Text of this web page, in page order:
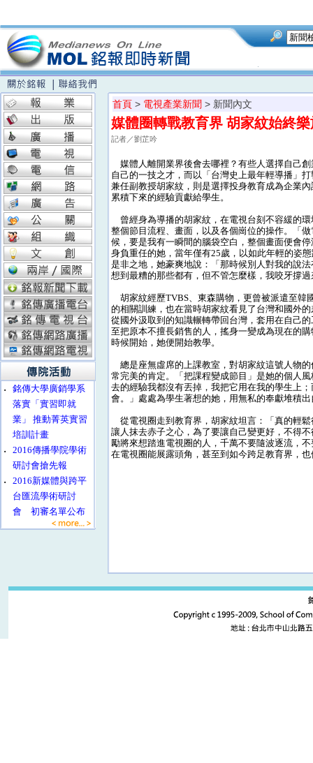
‧
銘傳大學廣銷學系
落實「實習即就
業」 推動菁英實習
培訓計畫
‧
2016傳播學院學術
研討會搶先報
‧
2016新媒體與跨平
台匯流學術研討
會 初審名單公布
首頁 > 電視產業新聞 > 新聞內文
媒體圈轉戰教育界 胡家紋始終
記者／劉芷吟
媒體人離開業界後會去哪裡？有些人選擇自己
自己的一技之才，而以「台灣史上最年輕導播」
兼任副教授胡家紋，則是選擇投身教育成為企業
累積下來的經驗貢獻給學生。
曾經身為導播的胡家紋，在電視台刻不容緩的
整個節目流程、畫面，以及各個崗位的操作。「
候，要是我有一瞬間的腦袋空白，整個畫面便會
身負重任的她，當年僅有25歲，以如此年輕的姿
是非之地，她豪爽地說：「那時候別人對我的說
想到最糟的那些都有，但不管怎麼樣，我咬牙撐
胡家紋經歷TVBS、東森購物，更曾被派遣至韓
的相關訓練，也在當時胡家紋看見了台灣和國外
從國外汲取到的知識輾轉帶回台灣，套用在自己
至把原本不擅長銷售的人，搖身一變成為現在的
時候開始，她便開始教學。
總是座無虛席的上課教室，對胡家紋這號人物
常完美的肯定。「把課程變成節目」是她的個人
去的經驗我都沒有丟掉，我把它用在我的學生上
會。」處處為學生著想的她，用無私的奉獻堆積
從電視圈走到教育界，胡家紋坦言：「真的輕
讓人抹去赤子之心，為了要讓自己變更好，不得
勵將來想踏進電視圈的人，千萬不要隨波逐流，
在電視圈能展露頭角，甚至到如今跨足教育界，